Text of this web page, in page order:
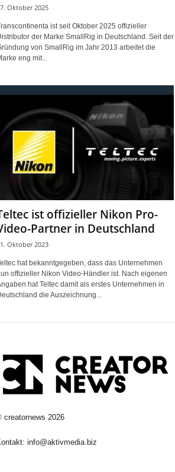
Oktober 2025
ist seit Oktober 2025 offizieller
der Marke SmallRig in Deutschland. Seit der
von SmallRig im Jahr 2013 arbeitet die
eng mit...
ist offizieller Nikon Pro-
Partner in Deutschland
Oktober 2023
hat bekanntgegeben, dass das Unternehmen
offizieller Nikon Video-Händler ist. Nach eigenen
hat Teltec damit als erstes Unternehmen in
die Auszeichnung...
creatornews 2026
info@aktivmedia.biz